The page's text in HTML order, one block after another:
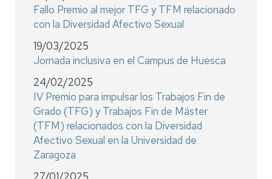
Fallo Premio al mejor TFG y TFM relacionado
con la Diversidad Afectivo Sexual
19/03/2025
Jornada inclusiva en el Campus de Huesca
24/02/2025
IV Premio para impulsar los Trabajos Fin de
Grado (TFG) y Trabajos Fin de Máster
(TFM) relacionados con la Diversidad
Afectivo Sexual en la Universidad de
Zaragoza